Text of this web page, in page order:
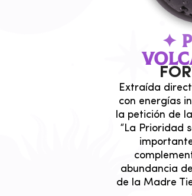
✦
Extraída
con energías
la petición de
“La Prioridad
abundancia
de la Madre